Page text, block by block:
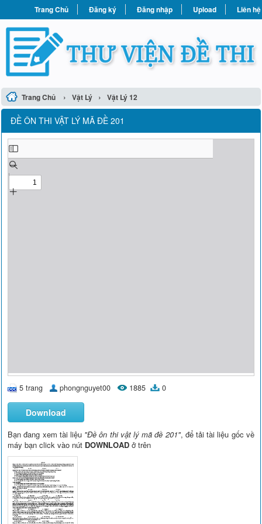
Trang Chủ Đăng ký Đăng nhập Upload Liên hệ
Trang Chủ › Vật Lý › Vật Lý 12
ĐỀ ÔN THI VẬT LÝ MÃ ĐỀ 201
5 trang phongnguyet00 1885 0
Download
Bạn đang xem tài liệu "Đề ôn thi vật lý mã đề 201", để tải tài liệu gốc về
máy bạn click vào nút DOWNLOAD ở trên